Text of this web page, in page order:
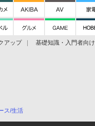
アップ 基礎知識・入門者向け
ス/生活